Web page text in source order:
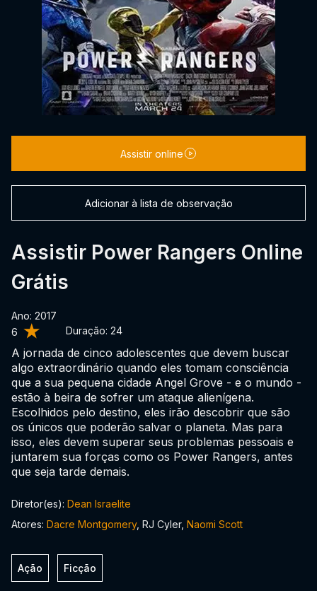
6 Duração: 24
Assistir Power Rangers Online
Grátis
Ano: 2017
A jornada de cinco adolescentes que devem buscar
algo extraordinário quando eles tomam consciência
que a sua pequena cidade Angel Grove - e o mundo -
estão à beira de sofrer um ataque alienígena.
Escolhidos pelo destino, eles irão descobrir que são
os únicos que poderão salvar o planeta. Mas para
isso, eles devem superar seus problemas pessoais e
juntarem sua forças como os Power Rangers, antes
que seja tarde demais.
Assistir online
Adicionar à lista de observação
Diretor(es): Dean Israelite
Atores: Dacre Montgomery, RJ Cyler, Naomi Scott
Ação Ficção